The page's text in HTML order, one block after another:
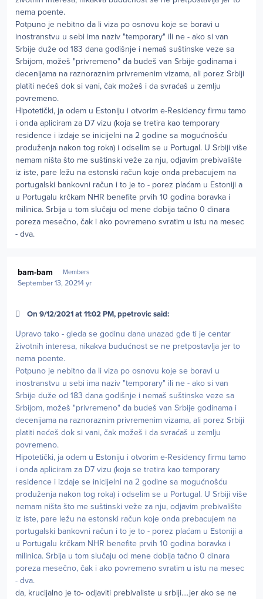
nema poente.
Potpuno je nebitno da li viza po osnovu koje se boravi u
inostranstvu u sebi ima naziv "temporary" ili ne - ako si van
Srbije duže od 183 dana godišnje i nemaš suštinske veze sa
Srbijom, možeš "privremeno" da budeš van Srbije godinama i
decenijama na raznoraznim privremenim vizama, ali porez Srbiji
platiti nećeš dok si vani, čak možeš i da svraćaš u zemlju
povremeno.
Hipotetički, ja odem u Estoniju i otvorim e-Residency firmu tamo
i onda apliciram za D7 vizu (koja se tretira kao temporary
residence i izdaje se inicijelni na 2 godine sa mogućnošću
produženja nakon tog roka) i odselim se u Portugal. U Srbiji više
nemam ništa što me suštinski veže za nju, odjavim prebivalište
iz iste, pare ležu na estonski račun koje onda prebacujem na
portugalski bankovni račun i to je to - porez plaćam u Estoniji a
u Portugalu krčkam NHR benefite prvih 10 godina boravka i
milinica. Srbija u tom slučaju od mene dobija tačno 0 dinara
poreza mesečno, čak i ako povremeno svratim u istu na mesec
- dva.
bam-bam Members
September 13, 20214 yr
On 9/12/2021 at 11:02 PM, ppetrovic said:
Upravo tako - gleda se godinu dana unazad gde ti je centar
životnih interesa, nikakva budućnost se ne pretpostavlja jer to
nema poente.
Potpuno je nebitno da li viza po osnovu koje se boravi u
inostranstvu u sebi ima naziv "temporary" ili ne - ako si van
Srbije duže od 183 dana godišnje i nemaš suštinske veze sa
Srbijom, možeš "privremeno" da budeš van Srbije godinama i
decenijama na raznoraznim privremenim vizama, ali porez Srbiji
platiti nećeš dok si vani, čak možeš i da svraćaš u zemlju
povremeno.
Hipotetički, ja odem u Estoniju i otvorim e-Residency firmu tamo
i onda apliciram za D7 vizu (koja se tretira kao temporary
residence i izdaje se inicijelni na 2 godine sa mogućnošću
produženja nakon tog roka) i odselim se u Portugal. U Srbiji više
nemam ništa što me suštinski veže za nju, odjavim prebivalište
iz iste, pare ležu na estonski račun koje onda prebacujem na
portugalski bankovni račun i to je to - porez plaćam u Estoniji a
u Portugalu krčkam NHR benefite prvih 10 godina boravka i
milinica. Srbija u tom slučaju od mene dobija tačno 0 dinara
poreza mesečno, čak i ako povremeno svratim u istu na mesec
- dva.
da, krucijalno je to- odjaviti prebivaliste u srbiji....jer ako se ne